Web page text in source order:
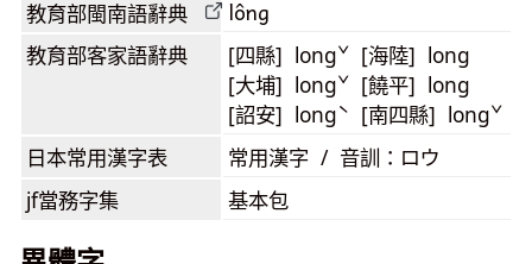
教育部閩南語辭典 lông
教育部客家語辭典
[四縣] longˇ [海陸] long
[大埔] longˇ [饒平] long
[詔安] longˋ [南四縣] longˇ
日本常用漢字表 常用漢字 / 音訓：ロウ
jf當務字集 基本包